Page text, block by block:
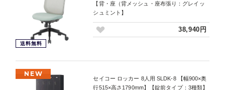
送料無料
【背・座（背メッシュ・座布張り：グレイッ
シュミント】
38,940円
NEW
セイコー ロッカー 8人用 SLDK-8 【幅900×奥
行515×高さ1790mm】【錠前タイプ：3種類】